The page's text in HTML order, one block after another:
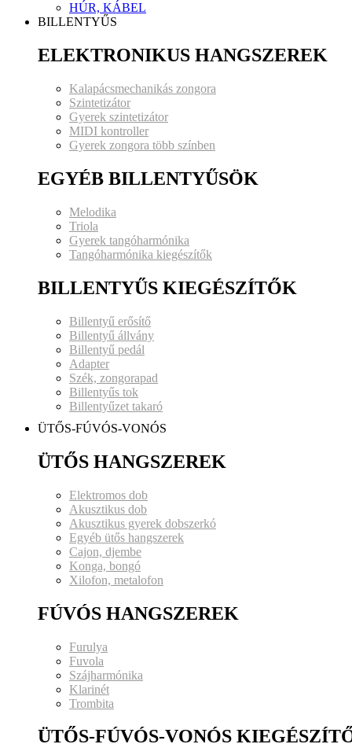
HÚR, KÁBEL
BILLENTYŰS
ELEKTRONIKUS HANGSZEREK
Kalapácsmechanikás zongora
Szintetizátor
Gyerek szintetizátor
MIDI kontroller
Gyerek zongora több színben
EGYÉB BILLENTYŰSÖK
Melodika
Triola
Gyerek tangóharmónika
Tangóharmónika kiegészítők
BILLENTYŰS KIEGÉSZÍTŐK
Billentyű erősítő
Billentyű állvány
Billentyű pedál
Adapter
Szék, zongorapad
Billentyűs tok
Billentyűzet takaró
ÜTŐS-FÚVÓS-VONÓS
ÜTŐS HANGSZEREK
Elektromos dob
Akusztikus dob
Akusztikus gyerek dobszerkó
Egyéb ütős hangszerek
Cajon, djembe
Konga, bongó
Xilofon, metalofon
FÚVÓS HANGSZEREK
Furulya
Fuvola
Szájharmónika
Klarinét
Trombita
ÜTŐS-FÚVÓS-VONÓS